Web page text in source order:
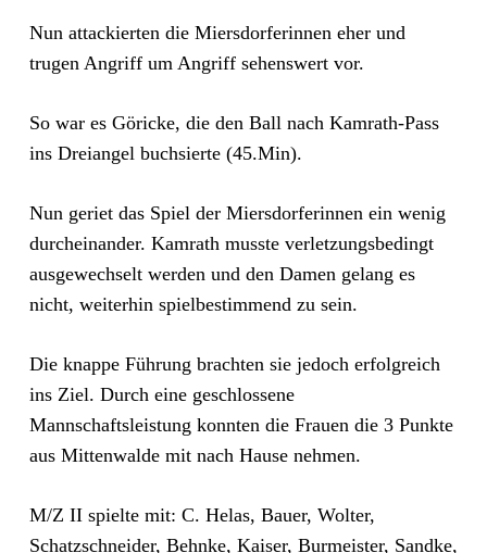
Nun attackierten die Miersdorferinnen eher und
trugen Angriff um Angriff sehenswert vor.
So war es Göricke, die den Ball nach Kamrath-Pass
ins Dreiangel buchsierte (45.Min).
Nun geriet das Spiel der Miersdorferinnen ein wenig
durcheinander. Kamrath musste verletzungsbedingt
ausgewechselt werden und den Damen gelang es
nicht, weiterhin spielbestimmend zu sein.
Die knappe Führung brachten sie jedoch erfolgreich
ins Ziel. Durch eine geschlossene
Mannschaftsleistung konnten die Frauen die 3 Punkte
aus Mittenwalde mit nach Hause nehmen.
M/Z II spielte mit: C. Helas, Bauer, Wolter,
Schatzschneider, Behnke, Kaiser, Burmeister, Sandke,